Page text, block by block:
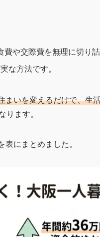
や交際費を無理に切り
な方法です。
まいを変えるだけで、生
ります。
にまとめました。